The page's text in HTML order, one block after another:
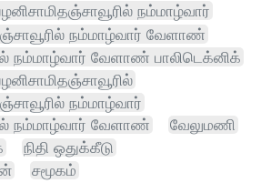
நம்மாழ்வார்
நம்மாழ்வார் வேளாண்
நம்மாழ்வார் வேளாண் பாலிடெக்னிக்
நம்மாழ்வார்
நம்மாழ்வார் வேளாண்
வேலுமணி
நிதி ஒதுக்கீடு
சமூகம்